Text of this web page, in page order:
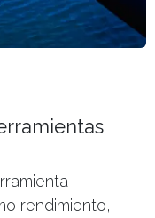
rendimiento,